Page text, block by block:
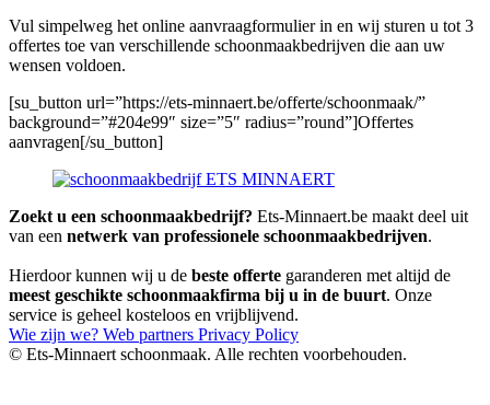
Vul simpelweg het online aanvraagformulier in en wij sturen u tot 3
offertes toe van verschillende schoonmaakbedrijven die aan uw
wensen voldoen.
[su_button url=”https://ets-minnaert.be/offerte/schoonmaak/”
background=”#204e99″ size=”5″ radius=”round”]Offertes
aanvragen[/su_button]
Zoekt u een schoonmaakbedrijf? Ets-Minnaert.be maakt deel uit
van een netwerk van professionele schoonmaakbedrijven.
Hierdoor kunnen wij u de beste offerte garanderen met altijd de
meest geschikte schoonmaakfirma bij u in de buurt. Onze
service is geheel kosteloos en vrijblijvend.
Wie zijn we? Web partners Privacy Policy
© Ets-Minnaert schoonmaak. Alle rechten voorbehouden.